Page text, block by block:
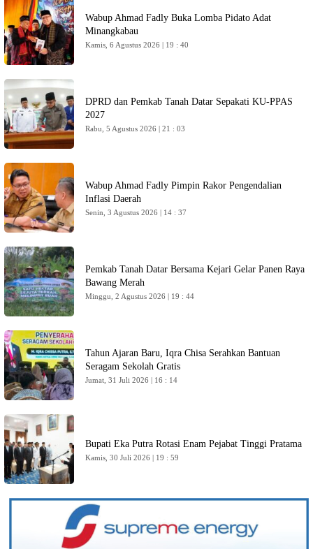
Wabup Ahmad Fadly Buka Lomba Pidato Adat
Minangkabau
Kamis, 6 Agustus 2026 | 19 : 40
DPRD dan Pemkab Tanah Datar Sepakati KU-PPAS
2027
Rabu, 5 Agustus 2026 | 21 : 03
Wabup Ahmad Fadly Pimpin Rakor Pengendalian
Inflasi Daerah
Senin, 3 Agustus 2026 | 14 : 37
Pemkab Tanah Datar Bersama Kejari Gelar Panen Raya
Bawang Merah
Minggu, 2 Agustus 2026 | 19 : 44
Tahun Ajaran Baru, Iqra Chisa Serahkan Bantuan
Seragam Sekolah Gratis
Jumat, 31 Juli 2026 | 16 : 14
Bupati Eka Putra Rotasi Enam Pejabat Tinggi Pratama
Kamis, 30 Juli 2026 | 19 : 59